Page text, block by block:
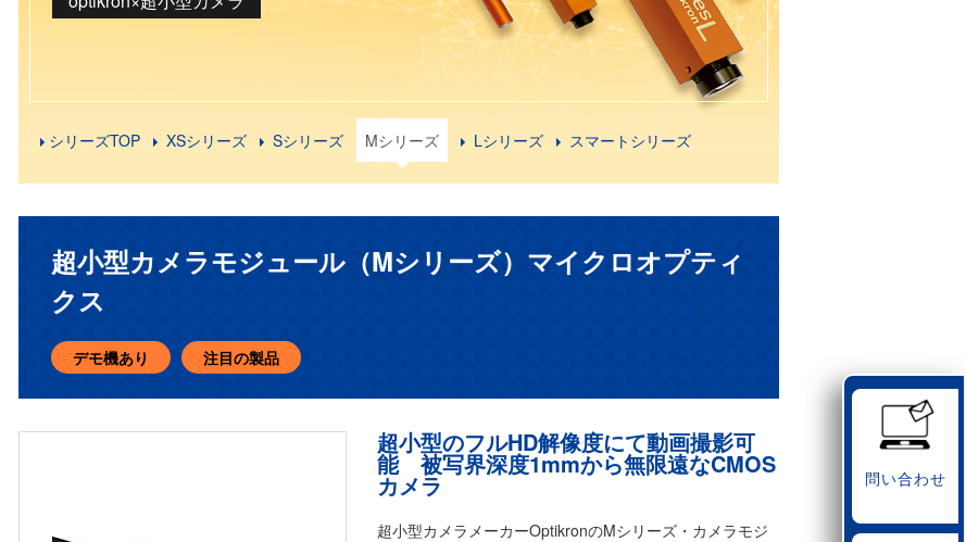
シリーズTOP XSシリーズ Sシリーズ Mシリーズ Lシリーズ スマートシリーズ
超小型カメラモジュール（Mシリーズ）マイクロオプティ
クス
デモ機あり 注目の製品
超小型のフルHD解像度にて動画撮影可
能 被写界深度1mmから無限遠なCMOS
カメラ
超小型カメラメーカーOptikronのMシリーズ・カメラモジ
問い合わせ